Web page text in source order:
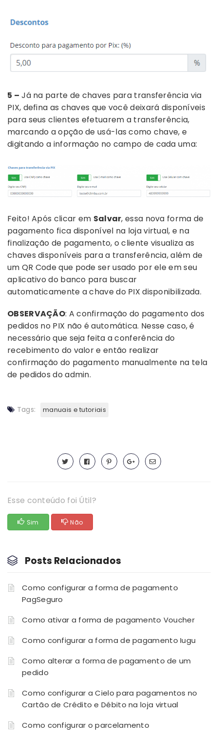
5 – Já na parte de chaves para transferência via
PIX, defina as chaves que você deixará disponíveis
para seus clientes efetuarem a transferência,
marcando a opção de usá-las como chave, e
digitando a informação no campo de cada uma:
Feito! Após clicar em Salvar, essa nova forma de
pagamento fica disponível na loja virtual, e na
finalização de pagamento, o cliente visualiza as
chaves disponíveis para a transferência, além de
um QR Code que pode ser usado por ele em seu
aplicativo do banco para buscar
automaticamente a chave do PIX disponibilizada.
OBSERVAÇÃO: A confirmação do pagamento dos
pedidos no PIX não é automática. Nesse caso, é
necessário que seja feita a conferência do
recebimento do valor e então realizar
confirmação do pagamento manualmente na tela
de pedidos do admin.
Tags: manuais e tutoriais
Esse conteúdo foi Útil?
Sim Não
Posts Relacionados
Como configurar a forma de pagamento
PagSeguro
Como ativar a forma de pagamento Voucher
Como configurar a forma de pagamento Iugu
Como alterar a forma de pagamento de um
pedido
Como configurar a Cielo para pagamentos no
Cartão de Crédito e Débito na loja virtual
Como configurar o parcelamento